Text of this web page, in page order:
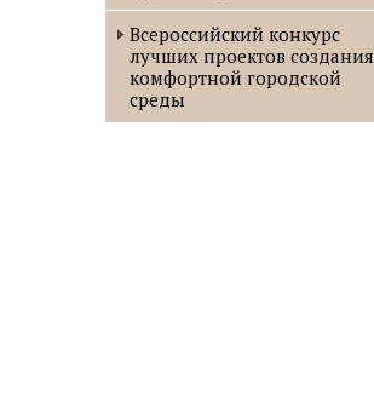
Всероссийский конкурс
лучших проектов создания
комфортной городской
среды